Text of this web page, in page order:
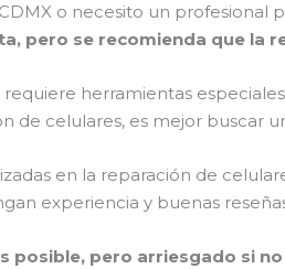
o necesito un profesional
pero se recomienda que la
herramientas
de celulares, es mejor buscar
en la reparación de
experiencia y buenas
posible, pero arriesgado si